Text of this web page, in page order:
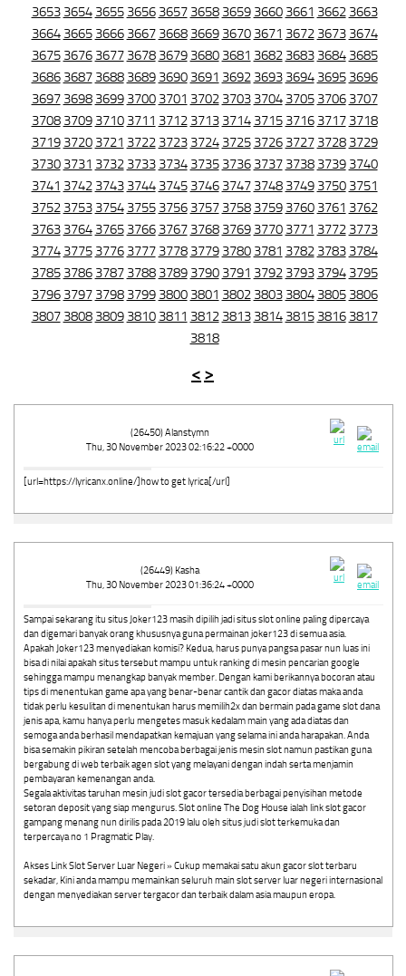
3653 3654 3655 3656 3657 3658 3659 3660 3661 3662 3663
3664 3665 3666 3667 3668 3669 3670 3671 3672 3673 3674
3675 3676 3677 3678 3679 3680 3681 3682 3683 3684 3685
3686 3687 3688 3689 3690 3691 3692 3693 3694 3695 3696
3697 3698 3699 3700 3701 3702 3703 3704 3705 3706 3707
3708 3709 3710 3711 3712 3713 3714 3715 3716 3717 3718
3719 3720 3721 3722 3723 3724 3725 3726 3727 3728 3729
3730 3731 3732 3733 3734 3735 3736 3737 3738 3739 3740
3741 3742 3743 3744 3745 3746 3747 3748 3749 3750 3751
3752 3753 3754 3755 3756 3757 3758 3759 3760 3761 3762
3763 3764 3765 3766 3767 3768 3769 3770 3771 3772 3773
3774 3775 3776 3777 3778 3779 3780 3781 3782 3783 3784
3785 3786 3787 3788 3789 3790 3791 3792 3793 3794 3795
3796 3797 3798 3799 3800 3801 3802 3803 3804 3805 3806
3807 3808 3809 3810 3811 3812 3813 3814 3815 3816 3817
3818
< >
(26450) Alanstymn
Thu, 30 November 2023 02:16:22 +0000
[url=https://lyricanx.online/]how to get lyrica[/url]
(26449) Kasha
Thu, 30 November 2023 01:36:24 +0000
Sampai sekarang itu situs Joker123 masih dipilih jadi situs slot online paling dipercaya
dan digemari banyak orang khususnya guna permainan joker123 di semua asia.
Apakah Joker123 menyediakan komisi? Kedua, harus punya pangsa pasar nun luas ini
bisa di nilai apakah situs tersebut mampu untuk ranking di mesin pencarian google
sehingga mampu menangkap banyak member. Dengan kami berikannya bocoran atau
tips di menentukan game apa yang benar-benar cantik dan gacor diatas maka anda
tidak perlu kesulitan di menentukan harus memilih2x dan bermain pada game slot dana
jenis apa, kamu hanya perlu mengetes masuk kedalam main yang ada diatas dan
semoga anda berhasil mendapatkan kemajuan yang selama ini anda harapakan. Anda
bisa semakin pikiran setelah mencoba berbagai jenis mesin slot namun pastikan guna
bergabung di web terbaik agen slot yang melayani dengan indah serta menjamin
pembayaran kemenangan anda.
Segala aktivitas taruhan mesin judi slot gacor tersedia berbagai penyisihan metode
setoran deposit yang siap mengurus. Slot online The Dog House ialah link slot gacor
gampang menang nun dirilis pada 2019 lalu oleh situs judi slot terkemuka dan
terpercaya no 1 Pragmatic Play.
Akses Link Slot Server Luar Negeri » Cukup memakai satu akun gacor slot terbaru
sekadar, Kini anda mampu memainkan seluruh main slot server luar negeri internasional
dengan menyediakan server tergacor dan terbaik dalam asia maupun eropa.